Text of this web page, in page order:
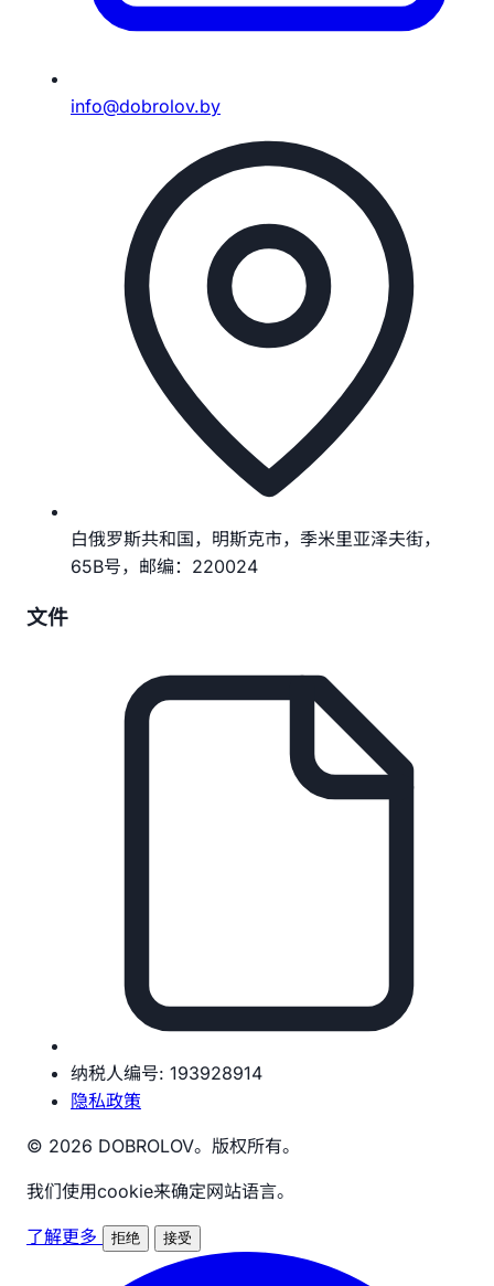
info@dobrolov.by
白俄罗斯共和国，明斯克市，季米里亚泽夫街，
65B号，邮编：220024
文件
纳税人编号: 193928914
隐私政策
© 2026 DOBROLOV。版权所有。
我们使用cookie来确定网站语言。
了解更多 拒绝 接受